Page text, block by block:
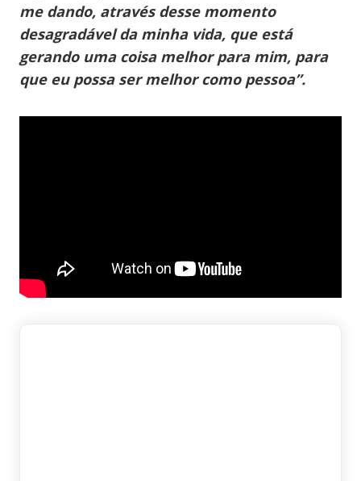
me dando, através desse momento
desagradável da minha vida, que está
gerando uma coisa melhor para mim, para
que eu possa ser melhor como pessoa”.